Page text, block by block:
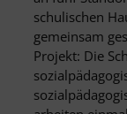
schulischen
gemeinsam
Projekt: Die